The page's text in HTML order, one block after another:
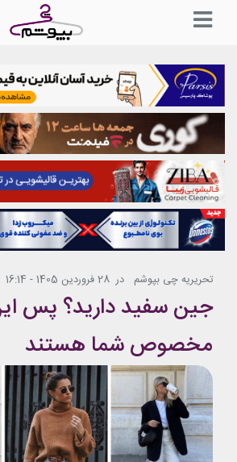
تحریریه چی بپوشم در 28 فروردین 1405 - 16:14
جین سفید دارید؟ پس
مخصوص شما هستند